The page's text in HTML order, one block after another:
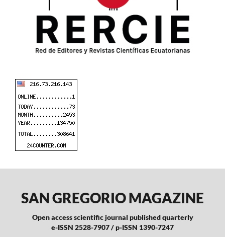
SAN GREGORIO MAGAZINE
Open access scientific journal published quarterly
e-ISSN 2528-7907 / p-ISSN 1390-7247